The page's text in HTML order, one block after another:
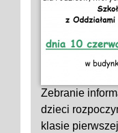
Zebranie
dzieci
klasie